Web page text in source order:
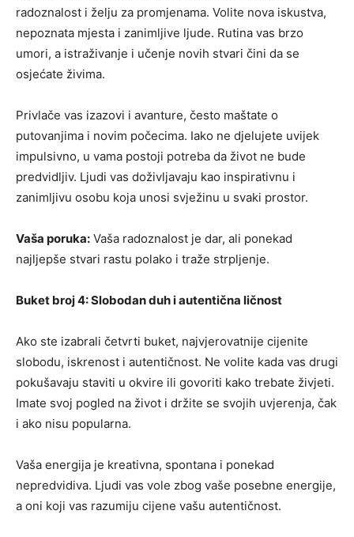
radoznalost i želju za promjenama. Volite nova iskustva,
nepoznata mjesta i zanimljive ljude. Rutina vas brzo
umori, a istraživanje i učenje novih stvari čini da se
osjećate živima.
Privlače vas izazovi i avanture, često maštate o
putovanjima i novim počecima. Iako ne djelujete uvijek
impulsivno, u vama postoji potreba da život ne bude
predvidljiv. Ljudi vas doživljavaju kao inspirativnu i
zanimljivu osobu koja unosi svježinu u svaki prostor.
Vaša poruka: Vaša radoznalost je dar, ali ponekad
najljepše stvari rastu polako i traže strpljenje.
Buket broj 4: Slobodan duh i autentična ličnost
Ako ste izabrali četvrti buket, najvjerovatnije cijenite
slobodu, iskrenost i autentičnost. Ne volite kada vas drugi
pokušavaju staviti u okvire ili govoriti kako trebate živjeti.
Imate svoj pogled na život i držite se svojih uvjerenja, čak
i ako nisu popularna.
Vaša energija je kreativna, spontana i ponekad
nepredvidiva. Ljudi vas vole zbog vaše posebne energije,
a oni koji vas razumiju cijene vašu autentičnost.